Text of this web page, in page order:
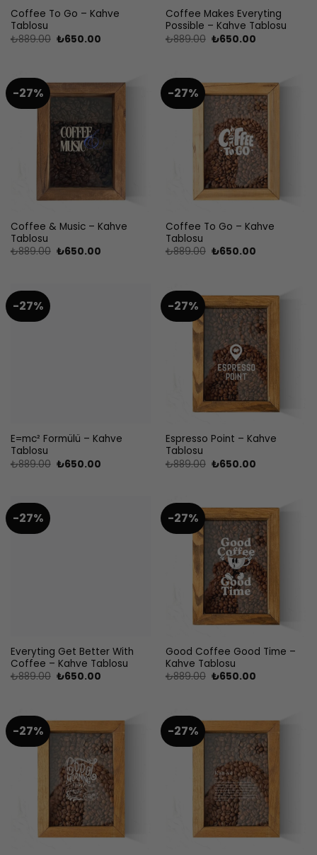
Coffee To Go – Kahve
Tablosu
₺889.00 Orijinal
₺650.00Şu
Coffee Makes Everyting
Possible – Kahve Tablosu
₺889.00 Orijinal
₺650.00Şu
-27%
Coffee & Music – Kahve
Tablosu
₺889.00 Orijinal
₺650.00Şu
-27%
Coffee To Go – Kahve
Tablosu
₺889.00 Orijinal
₺650.00Şu
-27%
E=mc² Formülü – Kahve
Tablosu
₺889.00 Orijinal
₺650.00Şu
-27%
Espresso Point – Kahve
Tablosu
₺889.00 Orijinal
₺650.00Şu
-27%
Everyting Get Better With
Coffee – Kahve Tablosu
₺889.00 Orijinal
₺650.00Şu
-27%
Good Coffee Good Time –
Kahve Tablosu
₺889.00 Orijinal
₺650.00Şu
-27% -27%